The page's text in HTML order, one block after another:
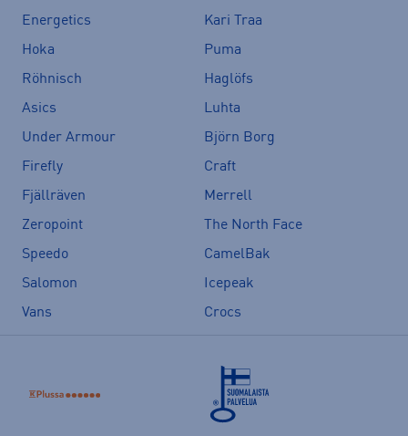
Energetics
Kari Traa
Hoka
Puma
Röhnisch
Haglöfs
Asics
Luhta
Under Armour
Björn Borg
Firefly
Craft
Fjällräven
Merrell
Zeropoint
The North Face
Speedo
CamelBak
Salomon
Icepeak
Vans
Crocs